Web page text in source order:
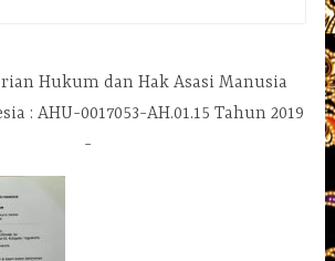
Hukum dan Hak Asasi Manusia
: AHU-0017053-AH.01.15 Tahun 2019